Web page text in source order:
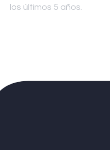
los últimos 5 años.